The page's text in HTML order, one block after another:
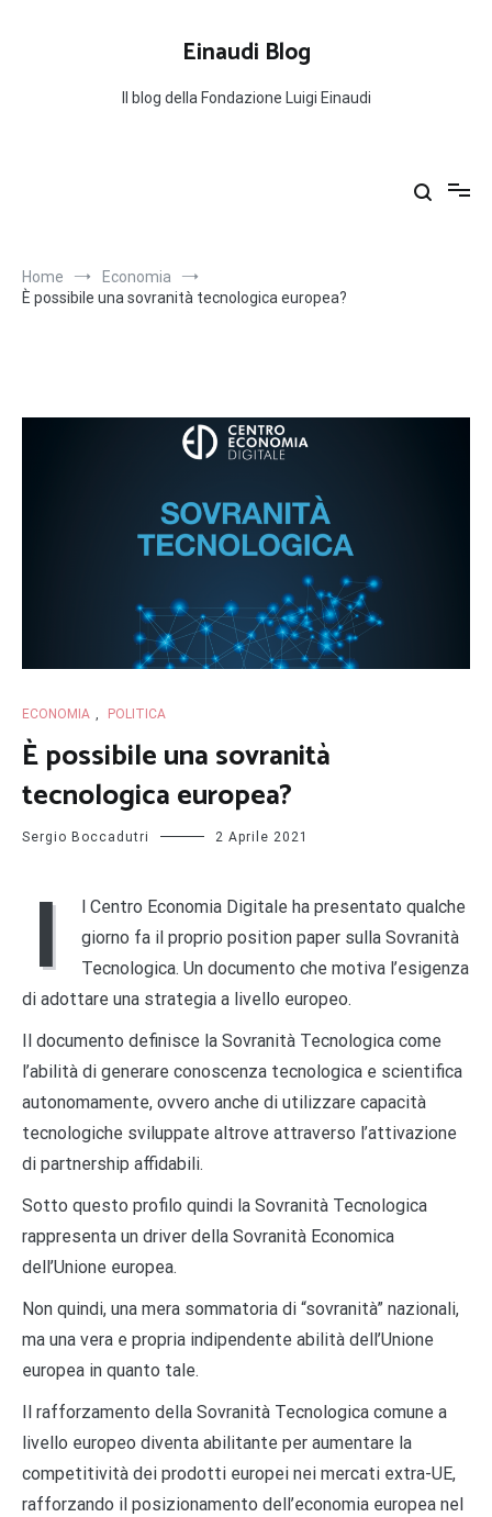
Einaudi Blog
Il blog della Fondazione Luigi Einaudi
Home
Economia
È possibile una sovranità tecnologica europea?
ECONOMIA , POLITICA
È possibile una sovranità
tecnologica europea?
Sergio Boccadutri 2 Aprile 2021
I
l Centro Economia Digitale ha presentato qualche
giorno fa il proprio position paper sulla Sovranità
Tecnologica. Un documento che motiva l’esigenza
di adottare una strategia a livello europeo.
Il documento definisce la Sovranità Tecnologica come
l’abilità di generare conoscenza tecnologica e scientifica
autonomamente, ovvero anche di utilizzare capacità
tecnologiche sviluppate altrove attraverso l’attivazione
di partnership affidabili.
Sotto questo profilo quindi la Sovranità Tecnologica
rappresenta un driver della Sovranità Economica
dell’Unione europea.
Non quindi, una mera sommatoria di “sovranità” nazionali,
ma una vera e propria indipendente abilità dell’Unione
europea in quanto tale.
Il rafforzamento della Sovranità Tecnologica comune a
livello europeo diventa abilitante per aumentare la
competitività dei prodotti europei nei mercati extra-UE,
rafforzando il posizionamento dell’economia europea nel